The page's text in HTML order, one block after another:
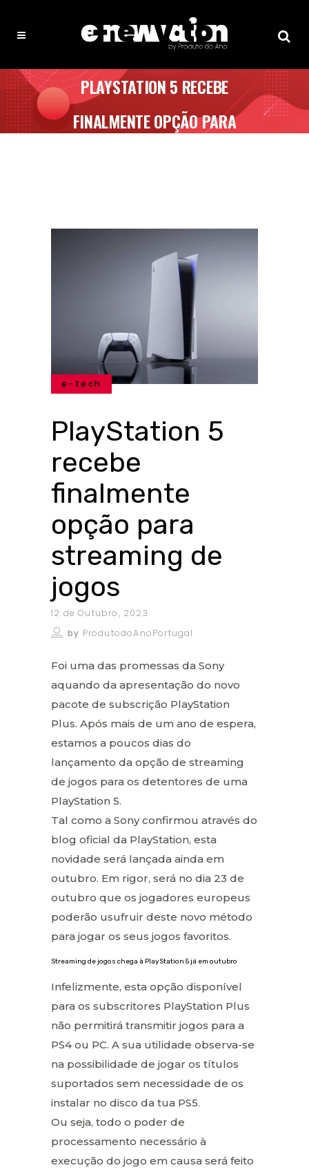
PLAYSTATION 5 RECEBE
FINALMENTE OPÇÃO PARA
e-tech
PlayStation 5
recebe
finalmente
opção para
streaming de
jogos
12 de Outubro, 2023
by ProdutodoAnoPortugal
Foi uma das promessas da Sony
aquando da apresentação do novo
pacote de subscrição PlayStation
Plus. Após mais de um ano de espera,
estamos a poucos dias do
lançamento da opção de streaming
de jogos para os detentores de uma
PlayStation 5.
Tal como a Sony confirmou através do
blog oficial da PlayStation, esta
novidade será lançada ainda em
outubro. Em rigor, será no dia 23 de
outubro que os jogadores europeus
poderão usufruir deste novo método
para jogar os seus jogos favoritos.
Streaming de jogos chega à PlayStation 5 já em outubro
Infelizmente, esta opção disponível
para os subscritores PlayStation Plus
não permitirá transmitir jogos para a
PS4 ou PC. A sua utilidade observa-se
na possibilidade de jogar os títulos
suportados sem necessidade de os
instalar no disco da tua PS5.
Ou seja, todo o poder de
processamento necessário à
execução do jogo em causa será feito